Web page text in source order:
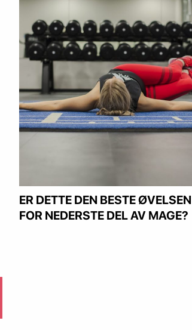
ER DETTE DEN BESTE ØVELSEN
FOR NEDERSTE DEL AV MAGE?